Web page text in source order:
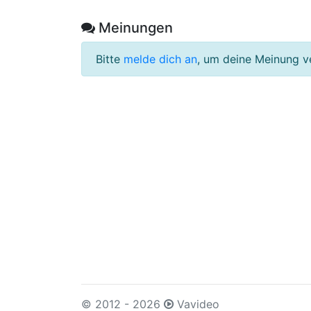
Meinungen
Bitte melde dich an, um deine Meinung
© 2012 - 2026 Vavideo